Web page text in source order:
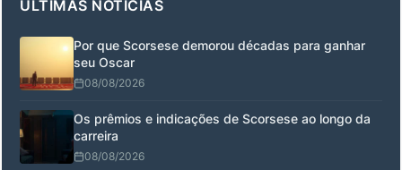
ÚLTIMAS NOTÍCIAS
Por que Scorsese demorou décadas para ganhar
seu Oscar
08/08/2026
Os prêmios e indicações de Scorsese ao longo da
carreira
08/08/2026